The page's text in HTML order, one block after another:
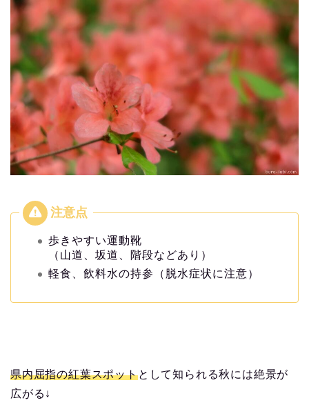
歩きやすい運動靴
（山道、坂道、階段などあり）
軽食、飲料水の持参（脱水症状に注意）
県内屈指の紅葉スポットとして知られる秋には絶景が
広がる↓